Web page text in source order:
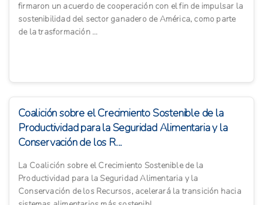
firmaron un acuerdo de cooperación con el fin de impulsar la
sostenibilidad del sector ganadero de América, como parte
de la trasformación ...
Coalición sobre el Crecimiento Sostenible de la
Productividad para la Seguridad Alimentaria y la
Conservación de los R...
La Coalición sobre el Crecimiento Sostenible de la
Productividad para la Seguridad Alimentaria y la
Conservación de los Recursos, acelerará la transición hacia